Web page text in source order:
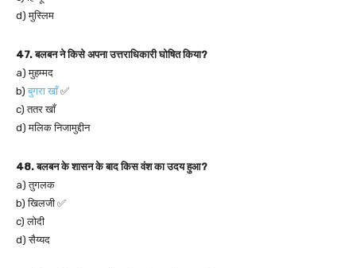
d) मुस्लिम
47. बलबन ने किसे अपना उत्तराधिकारी घोषित किया?
a) मुहम्मद
b) बुगरा खाँ✅
c) ततर खाँ
d) मलिक निजामुद्दीन
48. बलबन के शासन के बाद किस वंश का उदय हुआ?
a) तुगलक
b) खिलजी ✅
c) लोदी
d) सैय्यद